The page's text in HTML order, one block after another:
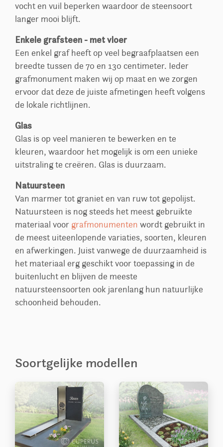
vocht en vuil beperken waardoor de steensoort
langer mooi blijft.
Enkele grafsteen - met vloer
Een enkel graf heeft op veel begraafplaatsen een
breedte tussen de 70 en 130 centimeter. Ieder
grafmonument maken wij op maat en we zorgen
ervoor dat deze de juiste afmetingen heeft volgens
de lokale richtlijnen.
Glas
Glas is op veel manieren te bewerken en te
kleuren, waardoor het mogelijk is om een unieke
uitstraling te creëren. Glas is duurzaam.
Natuursteen
Van marmer tot graniet en van ruw tot gepolijst.
Natuursteen is nog steeds het meest gebruikte
materiaal voor grafmonumenten wordt gebruikt in
de meest uiteenlopende variaties, soorten, kleuren
en afwerkingen. Juist vanwege de duurzaamheid is
het materiaal erg geschikt voor toepassing in de
buitenlucht en blijven de meeste
natuursteensoorten ook jarenlang hun natuurlijke
schoonheid behouden.
Soortgelijke modellen